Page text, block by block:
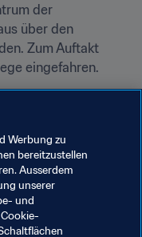
der
über den
Zum Auftakt
eingefahren.
auf den
Werbung zu
bereitzustellen
Ausserdem
unserer
und